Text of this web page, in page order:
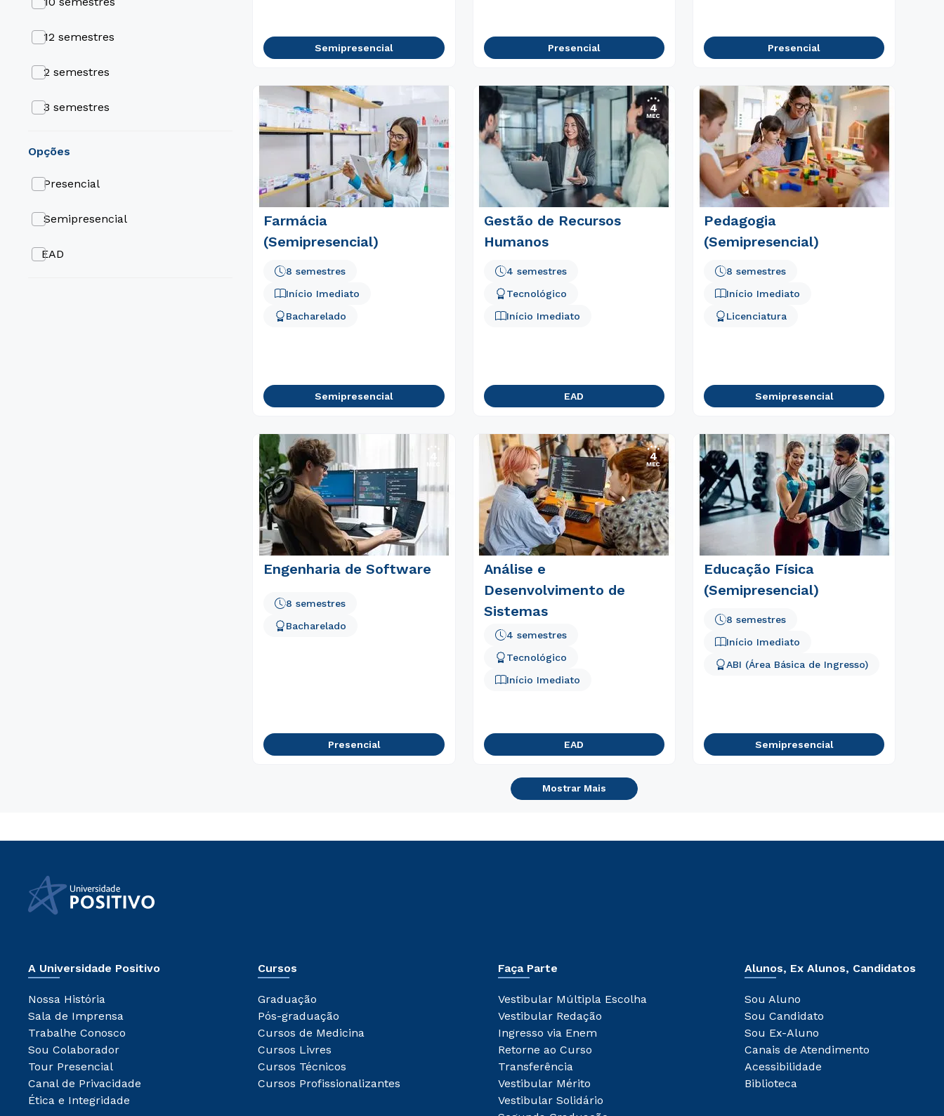
12 semestres
2 semestres
3 semestres
5 semestres
6 semestres
8 semestres
opções
Presencial
Semipresencial
EAD
Semipresencial Presencial Presencial
Farmácia
(Semipresencial)
Início Imediato
Bacharelado
8 semestres
Semipresencial
Gestão de Recursos
Humanos
Tecnológico
Início Imediato
4 semestres
EAD
Pedagogia
(Semipresencial)
8 semestres
Início Imediato
Licenciatura
Semipresencial
Engenharia de Software
8 semestres
Bacharelado
Presencial
Análise e
Desenvolvimento de
Sistemas
Tecnológico
4 semestres
Início Imediato
EAD
Educação Física
(Semipresencial)
Início Imediato
8 semestres
ABI (Área Básica de Ingresso)
Semipresencial
Mostrar Mais
A Universidade Positivo
Nossa História
Sala de Imprensa
Trabalhe Conosco
Sou Colaborador
Tour Presencial
Canal de Privacidade
Ética e Integridade
Cursos
Graduação
Pós-graduação
Cursos de Medicina
Cursos Livres
Cursos Técnicos
Cursos Profissionalizantes
Faça Parte
Vestibular Múltipla Escolha
Vestibular Redação
Ingresso via Enem
Retorne ao Curso
Transferência
Vestibular Mérito
Vestibular Solidário
Alunos, Ex Alunos, Candidatos
Sou Aluno
Sou Candidato
Sou Ex-Aluno
Canais de Atendimento
Acessibilidade
Biblioteca
envio de conteúdos da Universidade Positivo.